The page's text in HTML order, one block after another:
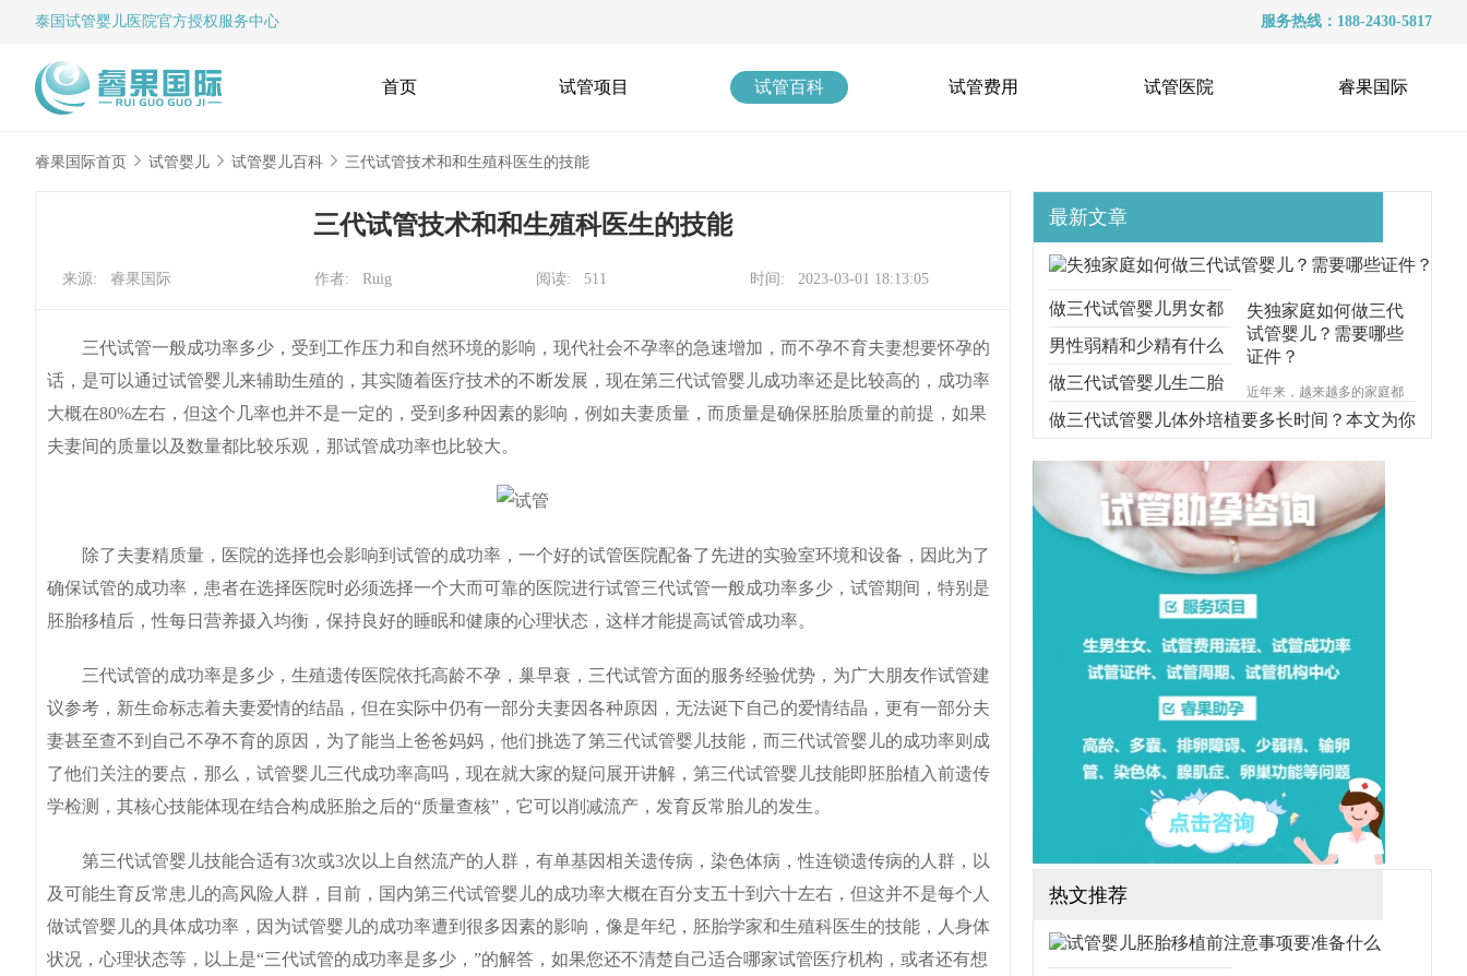
泰国试管婴儿 医院官方授权服务中心 服务热线：188-2430-5817
首页 试管项目 试管百科 试管费用 试管医院 睿果国际
睿果国际首页 试管婴儿 试管婴儿百科 三代试管技术和和生殖科医生的技能
三代试管技术和和生殖科医生的技能
来源: 睿果国际 作者: Ruig 阅读: 511 时间: 2023-03-01 18:13:05
三代试管一般成功率多少，受到工作压力和自然环境的影响，现代社会不孕率的急速增加，而不孕不育夫妻想要怀孕的
话，是可以通过试管婴儿来辅助生殖的，其实随着医疗技术的不断发展，现在第三代试管婴儿成功率还是比较高的，成功率
大概在80%左右，但这个几率也并不是一定的，受到多种因素的影响，例如夫妻质量，而质量是确保胚胎质量的前提，如果
夫妻间的质量以及数量都比较乐观，那试管成功率也比较大。
除了夫妻精质量，医院的选择也会影响到试管的成功率，一个好的试管医院配备了先进的实验室环境和设备，因此为了
确保试管的成功率，患者在选择医院时必须选择一个大而可靠的医院进行试管三代试管一般成功率多少，试管期间，特别是
胚胎移植后，性每日营养摄入均衡，保持良好的睡眠和健康的心理状态，这样才能提高试管成功率。
三代试管的成功率是多少，生殖遗传医院依托高龄不孕，巢早衰，三代试管方面的服务经验优势，为广大朋友作试管建
议参考，新生命标志着夫妻爱情的结晶，但在实际中仍有一部分夫妻因各种原因，无法诞下自己的爱情结晶，更有一部分夫
妻甚至查不到自己不孕不育的原因，为了能当上爸爸妈妈，他们挑选了第三代试管婴儿技能，而三代试管婴儿的成功率则成
了他们关注的要点，那么，试管婴儿三代成功率高吗，现在就大家的疑问展开讲解，第三代试管婴儿技能即胚胎植入前遗传
学检测，其核心技能体现在结合构成胚胎之后的“质量查核”，它可以削减流产，发育反常胎儿的发生。
第三代试管婴儿技能合适有3次或3次以上自然流产的人群，有单基因相关遗传病，染色体病，性连锁遗传病的人群，以
及可能生育反常患儿的高风险人群，目前，国内第三代试管婴儿的成功率大概在百分支五十到六十左右，但这并不是每个人
做试管婴儿的具体成功率，因为试管婴儿的成功率遭到很多因素的影响，像是年纪，胚胎学家和生殖科医生的技能，人身体
状况，心理状态等，以上是“三代试管的成功率是多少，”的解答，如果您还不清楚自己适合哪家试管医疗机构，或者还有想
最新文章
失独家庭如何做三代
试管婴儿？需要哪些
证件？
近年来，越来越多的家庭都
遭受着失去孩子的痛苦，对
于失独家庭的来说，再生育
安慰方式。那么，失独家庭
想做三代试管可行吗？需要
哪些手续？（如果还想了解
更多的试管婴儿流程、费
用、成功率，可点击在线咨
询，询问专业顾问，解决相
做三代试管婴儿男女都
要准备什么？本文跟你
说明一切
男性弱精和少精有什么
区别？能不能做三代试
管？
做三代试管婴儿生二胎
要考虑什么问题？本文
给你解释清楚
做三代试管婴儿体外培植要多长时间？本文为你
步步分解
热文推荐